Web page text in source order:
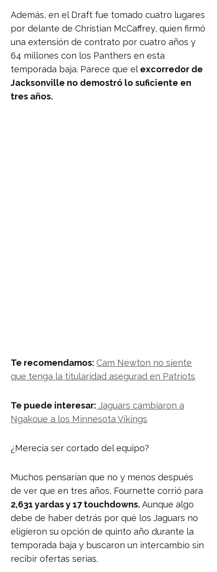
Además, en el Draft fue tomado cuatro lugares
por delante de Christian McCaffrey, quien firmó
una extensión de contrato por cuatro años y
64 millones con los Panthers en esta
temporada baja. Parece que el excorredor de
Jacksonville no demostró lo suficiente en
tres años.
Te recomendamos:Cam Newton no siente
que tenga la titularidad asegurad en Patriots
Te puede interesar: Jaguars cambiaron a
Ngakoue a los Minnesota Vikings
¿Merecía ser cortado del equipo?
Muchos pensarían que no y menos después
de ver que en tres años, Fournette corrió para
2,631 yardas y 17 touchdowns.Aunque algo
debe de haber detrás por qué los Jaguars no
eligieron su opción de quinto año durante la
temporada baja y buscaron un intercambio sin
recibir ofertas serias.